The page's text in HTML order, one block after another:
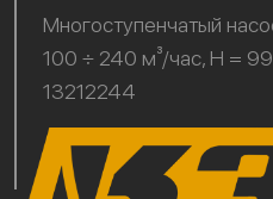
Многоступенчатый
100 ÷ 240 м³/час, H =
13212244